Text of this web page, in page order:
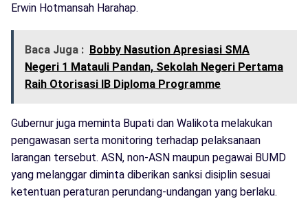
Erwin Hotmansah Harahap.
Baca Juga : Bobby Nasution Apresiasi SMA
Negeri 1 Matauli Pandan, Sekolah Negeri Pertama
Raih Otorisasi IB Diploma Programme
Gubernur juga meminta Bupati dan Walikota melakukan
pengawasan serta monitoring terhadap pelaksanaan
larangan tersebut. ASN, non-ASN maupun pegawai BUMD
yang melanggar diminta diberikan sanksi disiplin sesuai
ketentuan peraturan perundang-undangan yang berlaku.